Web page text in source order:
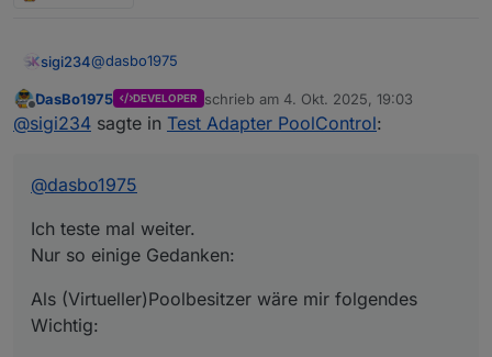
sigi234@dasbo1975
Ich teste mal weiter.
Nur so einige Gedanken:
Benachrichtigung wenn ein Pumpenfehler
Benachrichtigung PH Wert zu Hoch/Niedrig
Offline
DasBo1975 DEVELOPER schrieb am 4. Okt. 2025, 19:03
zuletzt editiert von
@sigi234 sagte in Test Adapter PoolControl:
@dasbo1975
Ich teste mal weiter.
Nur so einige Gedanken:
Als (Virtueller)Poolbesitzer wäre mir folgendes
Wichtig: